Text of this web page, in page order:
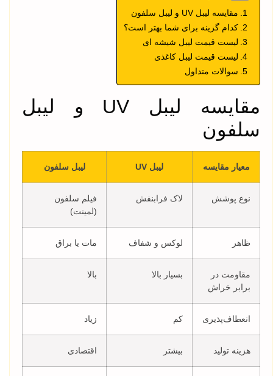
مقایسه لیبل UV و لیبل سلفون
کدام گزینه برای شما بهتر است؟
لیست قیمت لیبل شیشه ای
لیست قیمت لیبل کاغذی
سوالات متداول
مقایسه لیبل UV و لیبل
سلفون
معیار مقایسه لیبل UV لیبل سلفون
نوع پوشش لاک فرابنفش
فیلم سلفون
(لمینت)
ظاهر لوکس و شفاف مات یا براق
مقاومت در
برابر خراش
بسیار بالا بالا
انعطاف‌پذیری کم زیاد
هزینه تولید بیشتر اقتصادی